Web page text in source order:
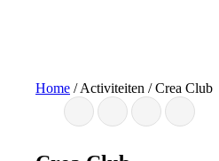
Home /Activiteiten /Crea Club